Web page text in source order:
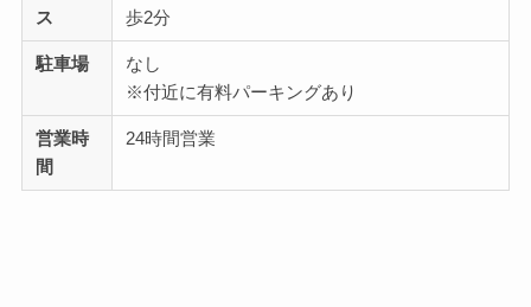
ス
歩2分
駐車場
なし
※付近に有料パーキングあり
営業時
間
24時間営業